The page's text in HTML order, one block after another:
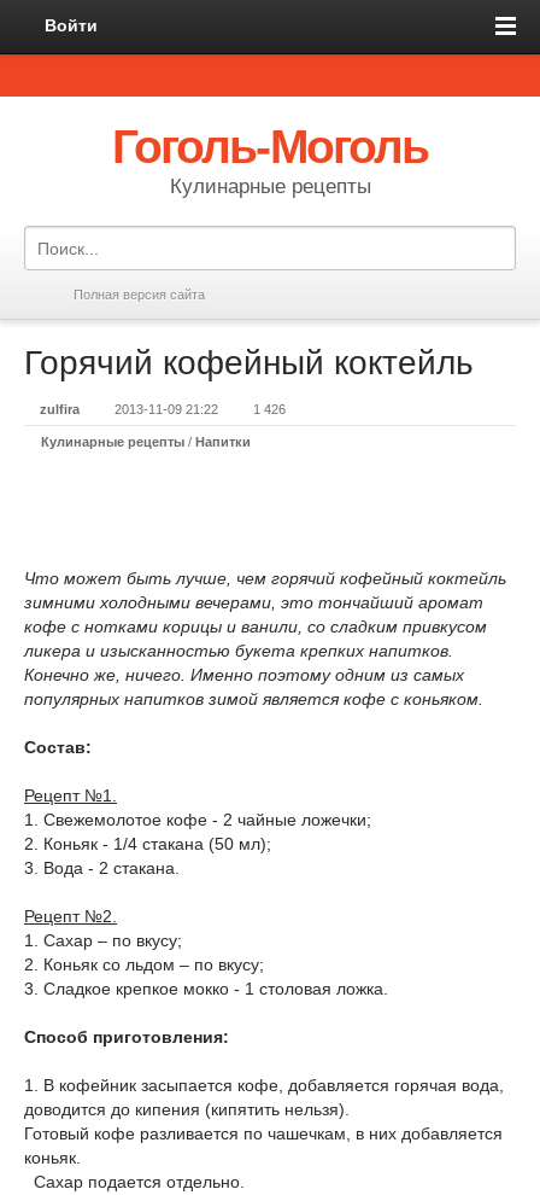
Войти
Гоголь-Моголь
Кулинарные рецепты
Полная версия сайта
Горячий кофейный коктейль
zulfira 2013-11-09 21:22 1 426
Кулинарные рецепты / Напитки
Что может быть лучше, чем горячий кофейный коктейль
зимними холодными вечерами, это тончайший аромат
кофе с нотками корицы и ванили, со сладким привкусом
ликера и изысканностью букета крепких напитков.
Конечно же, ничего. Именно поэтому одним из самых
популярных напитков зимой является кофе с коньяком.
Состав:
Рецепт №1.
1. Свежемолотое кофе - 2 чайные ложечки;
2. Коньяк - 1/4 стакана (50 мл);
3. Вода - 2 стакана.
Рецепт №2.
1. Сахар – по вкусу;
2. Коньяк со льдом – по вкусу;
3. Сладкое крепкое мокко - 1 столовая ложка.
Способ приготовления:
1. В кофейник засыпается кофе, добавляется горячая вода,
доводится до кипения (кипятить нельзя).
Готовый кофе разливается по чашечкам, в них добавляется
коньяк.
Сахар подается отдельно.